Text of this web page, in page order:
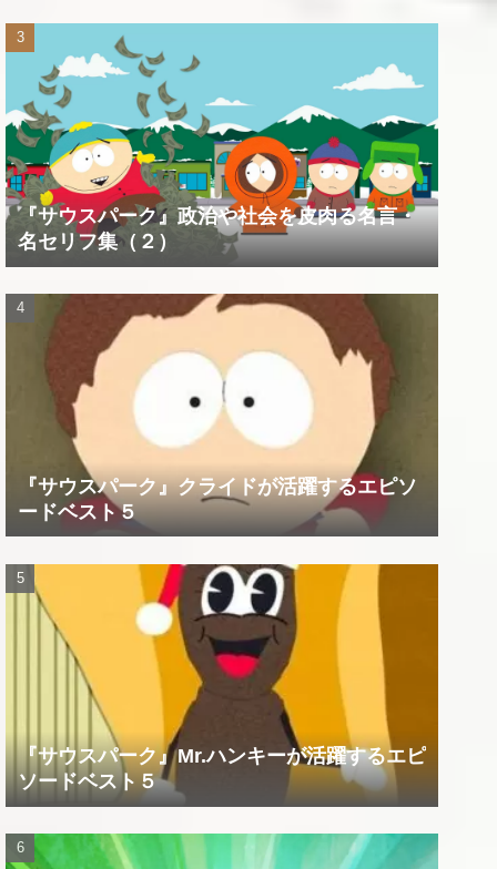
『サウスパーク』政治や社会を皮肉る名言・
名セリフ集（２）
『サウスパーク』クライドが活躍するエピソ
ードベスト５
『サウスパーク』Mr.ハンキーが活躍するエピ
ソードベスト５